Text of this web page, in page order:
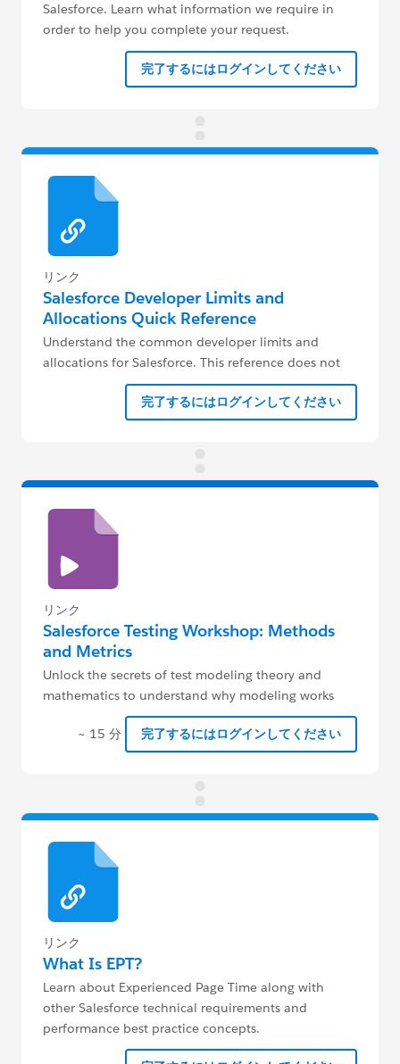
Salesforce. Learn what information we require in
order to help you complete your request.
完了するにはログインしてください
リンク
Salesforce Developer Limits and
Allocations Quick Reference
Understand the common developer limits and
allocations for Salesforce. This reference does not
cover all limits.
完了するにはログインしてください
リンク
Salesforce Testing Workshop: Methods
and Metrics
Unlock the secrets of test modeling theory and
mathematics to understand why modeling works
and what to measure.
~ 15 分
完了するにはログインしてください
リンク
What Is EPT?
Learn about Experienced Page Time along with
other Salesforce technical requirements and
performance best practice concepts.